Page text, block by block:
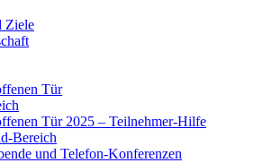
Ziele
Tür
Tür 2025 – Teilnehmer-Hilfe
Bereich
und Telefon-Konferenzen